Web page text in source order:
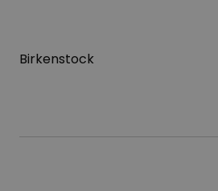
Birkenstock